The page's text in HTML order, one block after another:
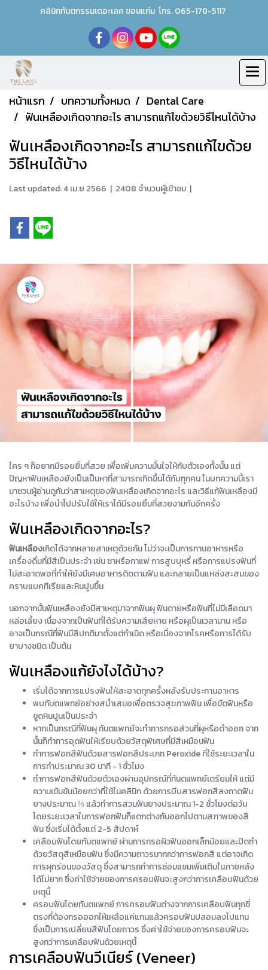
คลินิกทันตกรรมเดอะเลค ขอนแก่น โทร.065-178-5117
หน้าแรก บทความทั้งหมด
Dental Care
ฟันเหลืองเกิดจากอะไร สามารถแก้ไขด้วยวิธีไหนได้บ้าง
ฟันเหลืองเกิดจากอะไร สามารถแก้ไขด้วย
วิธีไหนได้บ้าง
Last updated: 4 เม.ย 2566 | 2408 จำนวนผู้เข้าชม |
ใคร ๆ ก็อยากมีรอยยิ้มที่สวย เพื่อเพิ่มความมั่นใจให้กับตัวเองทั้งนั้น แต่
ปัญหาฟันเหลืองยังเป็นเป็นหาที่สามารถเกิดขึ้นได้กับทุกคน ในบทความนี้เรา
มาชวนผู้อ่านดูกันว่าสาเหตุของฟันเหลืองเกิดจากอะไร และวิธีแก้ฟันเหลืองมี
อะไรบ้าง เพื่อนำไปปรับใช้ให้เราได้มีรอยยิ้มที่สวยงามกันอีกครั้ง
ฟันเหลืองเกิดจากอะไร?
ฟันเหลืองเกิดได้จากหลายสาเหตุด้วยกัน ไม่ว่าจะเป็นการทานอาหารหรือ
เครื่องดื่มที่มีสีเป็นประจำ เช่น ชาหรือกาแฟ การสูบบุหรี่ หรือการแปรงฟันที่
ไม่สะอาดพอที่ทำให้ยังมีเศษอาหารติดตามฟัน และกลายเป็นแหล่งสะสมของ
คราบแบคทีเรียและหินปูนขึ้น
นอกจากนั้นฟันเหลืองยังมีสาเหตุมาจากฟันผุ ฟันตายหรือฟันที่ไม่มีเลือดมา
หล่อเลี้ยง เนื่องจากเป็นฟันที่ได้รับความเสียหาย หรือผุเป็นเวลานาน หรือ
อาจเป็นกรณีที่ฟันมีสีปกติมาตั้งแต่กำเนิด หรือเนื่องจากโรคหรือการได้รับ
ยาบางชนิด เป็นต้น
ฟันเหลืองแก้ยังไงได้บ้าง?
เริ่มได้จากการแปรงฟันให้สะอาดทุกครั้งหลังรับประทานอาหาร
พบทันตแพทย์อย่างสม่ำเสมอเพื่อตรวจสุขภาพฟัน เพื่อขัดฟันหรือ
ขูดหินปูนเป็นประจำ
หากเป็นกรณีที่ฟันผุ ทันตแพทย์จะทำการกรอส่วนที่ผุหรือดำออก จาก
นั้นก็ทำการอุดฟันให้เรียบด้วยวัสดุพิเศษที่มีสีเหมือนฟัน
ทำการฟอกสีฟันด้วยสารฟอกสีประเภท Peroxide ที่ใช้ระยะเวลาใน
การทำประมาณ 30 นาที - 1 ชั่วโมง
ทำการฟอกสีฟันด้วยตัวเองผ่านอุปกรณ์ที่ทันตแพทย์เตรียมให้ แต่มี
ความเข้มข้นน้อยกว่าที่ใช้ในคลินิก ด้วยการบีบสารฟอกสีลงถาดฟัน
ยางประมาณ ⅓ แล้วทำการสวมฟันยางประมาณ 1-2 ชั่วโมงต่อวัน
โดยระยะเวลาในการฟอกฟันก็แตกต่างกันออกไปตามสภาพของสี
ฟัน ซึ่งเริ่มได้ตั้งแต่ 2-5 สัปดาห์
เคลือบฟันโดยทันตแพทย์ ผ่านการกรอผิวฟันออกเล็กน้อยและปิดทำ
ด้วยวัสดุสีเหมือนฟัน ซึ่งมีความถาวรมากกว่าการฟอกสี แต่อาจเกิด
การผุกร่อนของวัสดุ ซึ่งสามารถทำการซ่อมแซมเพิ่มเติมในภายหลัง
ได้ไม่ยาก ซึ่งค่าใช้จ่ายของการครอบฟันจะสูงกว่าการเคลือบฟันด้วย
เหตุนี้
ครอบฟันโดยทันตแพทย์ การครอบฟันต่างจากการเคลือบฟันทุกซี่
ตรงที่ต้องกรอออกให้เหลือแค่แกนแล้วครอบฟันปลอมลงไปแทน
ซึ่งเป็นการเปลี่ยนสีฟันโดยถาวร ซึ่งค่าใช้จ่ายของการครอบฟันจะ
สูงกว่าการเคลือบฟันด้วยเหตุนี้
การเคลือบฟันวีเนียร์ (Veneer)